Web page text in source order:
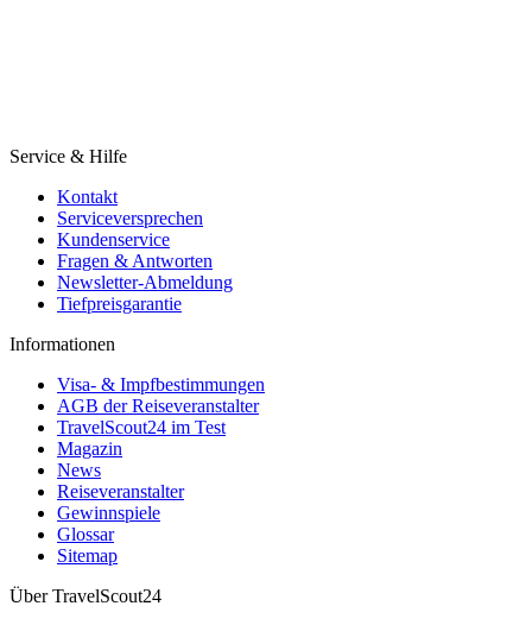
Service & Hilfe
Kontakt
Serviceversprechen
Kundenservice
Fragen & Antworten
Newsletter-Abmeldung
Tiefpreisgarantie
Informationen
Visa- & Impfbestimmungen
AGB der Reiseveranstalter
TravelScout24 im Test
Magazin
News
Reiseveranstalter
Gewinnspiele
Glossar
Sitemap
Über TravelScout24